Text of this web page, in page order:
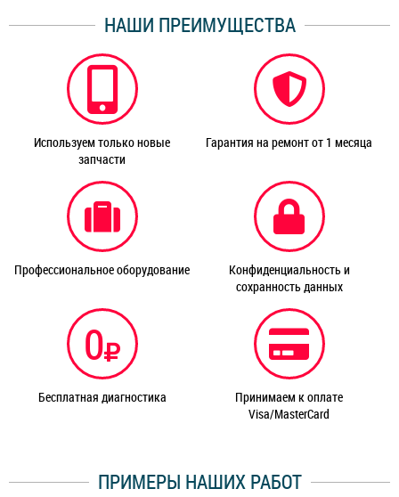
НАШИ ПРЕИМУЩЕСТВА
Используем только новые
запчасти
Гарантия на ремонт от 1 месяца
Профессиональное оборудование
Конфиденциальность и
сохранность данных
0
Бесплатная диагностика
Принимаем к оплате
Visa/MasterCard
ПРИМЕРЫ НАШИХ РАБОТ